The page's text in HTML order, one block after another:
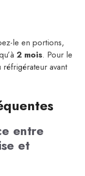
le en portions,
2 mois. Pour le
avant
entre
et